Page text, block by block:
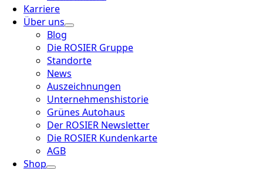
Karriere
Über uns
Blog
Die ROSIER Gruppe
Standorte
News
Auszeichnungen
Unternehmenshistorie
Grünes Autohaus
Der ROSIER Newsletter
Die ROSIER Kundenkarte
AGB
Shop